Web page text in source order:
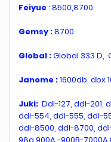
Feiyue: 8500,8700
Gemsy :8700
Global :Global 333 D,
Janome :1600db, dbx
Juki: Ddl-127, ddl-201,
ddl-554, ddl-555, ddl-
ddl-8500, ddl-8700,